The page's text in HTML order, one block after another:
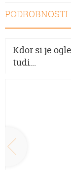
PODROBNOSTI
Kdor si je
tudi...